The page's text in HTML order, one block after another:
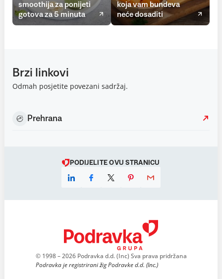
smoothija za ponijeti
gotova za 5 minuta
koja vam bundeva
neće dosaditi
Brzi linkovi
Odmah posjetite povezani sadržaj.
Prehrana
PODIJELITE OVU STRANICU
© 1998 – 2026 Podravka d.d. (Inc) Sva prava pridržana
Podravka je registrirani žig Podravke d.d. (Inc.)